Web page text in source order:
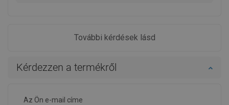
További kérdések lásd
Kérdezzen a termékről